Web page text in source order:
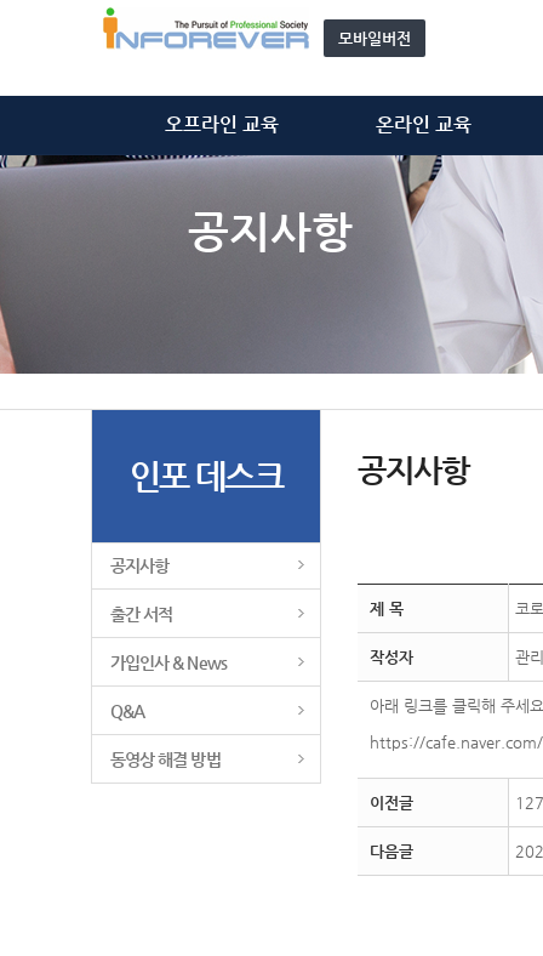
모바일버전
오프라인 교육
정보시스템감리사
ISMS-P 심사원
온라인 교육
정보처리기술사
정보시스템감리사
ISMS-P 심사원
개인정보관리사(CPPG)
기타 동영상
공지사항
인포 데스크
공지사항
출간 서적
가입인사 & News
Q&A
동영상 해결 방법
공지사항
제 목 코
작성자 관
아래 링크를 클릭해 주세
https://
이전글
다음글